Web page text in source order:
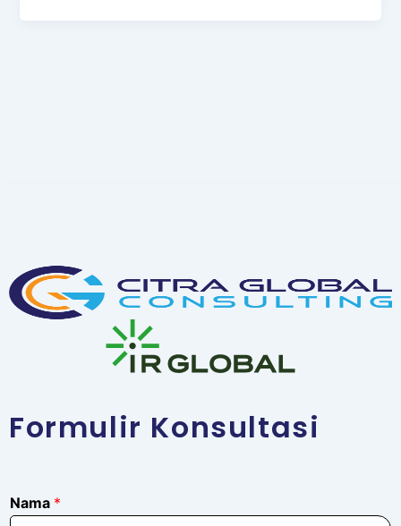
Formulir Konsultasi
Nama *